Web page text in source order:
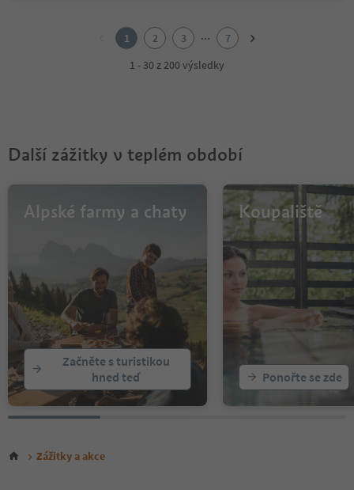
1 2 3 ...
7
1 - 30 z 200 výsledky
Další zážitky v teplém období
Alpské farmy a chaty
Začněte s turistikou
hned teď
Koupaliště
Ponořte se zde
Zážitky a akce